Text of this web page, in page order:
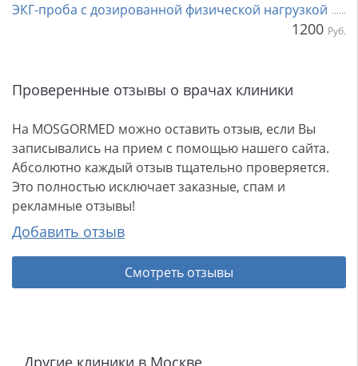
ЭКГ-проба с дозированной физической нагрузкой
1200 Руб.
Проверенные отзывы о врачах клиники
На MOSGORMED можно оставить отзыв, если Вы
записывались на прием с помощью нашего сайта.
Абсолютно каждый отзыв тщательно проверяется.
Это полностью исключает заказные, спам и
рекламные отзывы!
Добавить отзыв
Смотреть отзывы